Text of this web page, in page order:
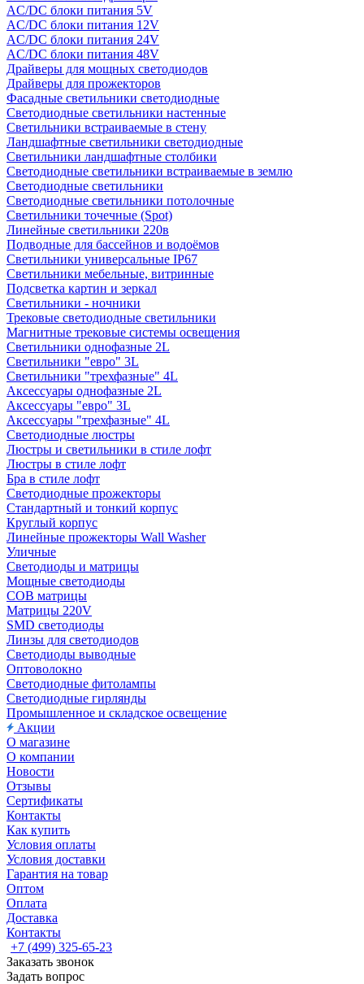
AC/DC блоки питания 5V
AC/DC блоки питания 12V
AC/DC блоки питания 24V
AC/DC блоки питания 48V
Драйверы для мощных светодиодов
Драйверы для прожекторов
Фасадные светильники светодиодные
Светодиодные светильники настенные
Светильники встраиваемые в стену
Ландшафтные светильники светодиодные
Светильники ландшафтные столбики
Светодиодные светильники встраиваемые в землю
Светодиодные светильники
Светодиодные светильники потолочные
Светильники точечные (Spot)
Линейные светильники 220в
Подводные для бассейнов и водоёмов
Светильники универсальные IP67
Светильники мебельные, витринные
Подсветка картин и зеркал
Светильники - ночники
Трековые светодиодные светильники
Магнитные трековые системы освещения
Светильники однофазные 2L
Светильники "евро" 3L
Светильники "трехфазные" 4L
Аксессуары однофазные 2L
Аксессуары "евро" 3L
Аксессуары "трехфазные" 4L
Светодиодные люстры
Люстры и светильники в стиле лофт
Люстры в стиле лофт
Бра в стиле лофт
Светодиодные прожекторы
Стандартный и тонкий корпус
Круглый корпус
Линейные прожекторы Wall Washer
Уличные
Светодиоды и матрицы
Мощные светодиоды
COB матрицы
Матрицы 220V
SMD светодиоды
Линзы для светодиодов
Светодиоды выводные
Оптоволокно
Светодиодные фитолампы
Светодиодные гирлянды
Промышленное и складское освещение
Акции
О магазине
О компании
Новости
Отзывы
Сертификаты
Контакты
Как купить
Условия оплаты
Условия доставки
Гарантия на товар
Оптом
Оплата
Доставка
Контакты
+7 (499) 325-65-23
Заказать звонок
Задать вопрос